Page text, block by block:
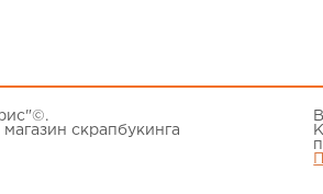
скрапбукинга